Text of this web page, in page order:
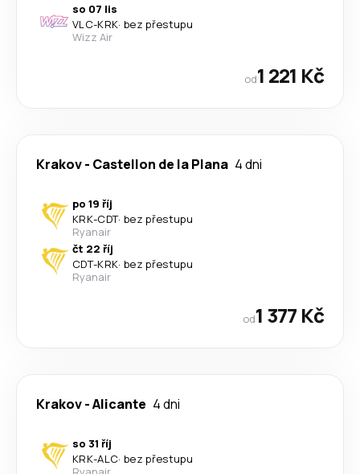
so 07 lis
VLC-KRK· bez přestupu
Wizz Air
od1 221 Kč
Krakov- Castellon de la Plana 4 dni
po 19 říj
KRK-CDT· bez přestupu
Ryanair
čt 22 říj
CDT-KRK· bez přestupu
Ryanair
od1 377 Kč
Krakov-Alicante 4 dni
so 31 říj
KRK-ALC· bez přestupu